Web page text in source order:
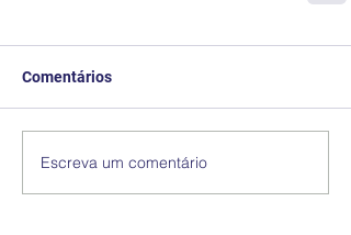
Comentários
Escreva um comentário